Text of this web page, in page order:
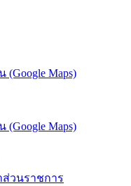
Maps)
วนราชการ
Maps)
กับการปฏิบัติหน้าที่ และ
รจากคำวินิจฉัยของศาล
นการจัดซื้อจัดจ้างพัสดุ
ว่าด้วยการจัดซื้อจัดจ้าง